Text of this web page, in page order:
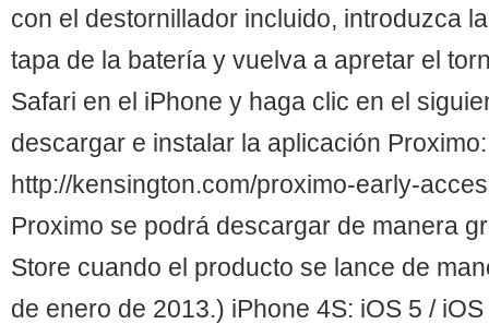
con el destornillador incluido, introduzca
tapa de la batería y vuelva a apretar el
Safari en el iPhone y haga clic en el
descargar e instalar la aplicación Proximo:
http://kensington.com/proximo-early-
Proximo se podrá descargar de manera
Store cuando el producto se lance de
de enero de 2013.) iPhone 4S: iOS 5 /